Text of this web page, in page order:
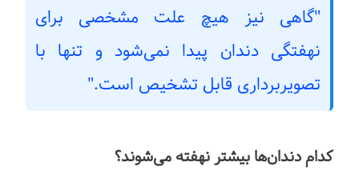
"گاهی نیز هیچ علت مشخصی برای
نهفتگی دندان پیدا نمی‌شود و تنها با
تصویربرداری قابل تشخیص است."
کدام دندان‌ها بیشتر نهفته می‌شوند؟